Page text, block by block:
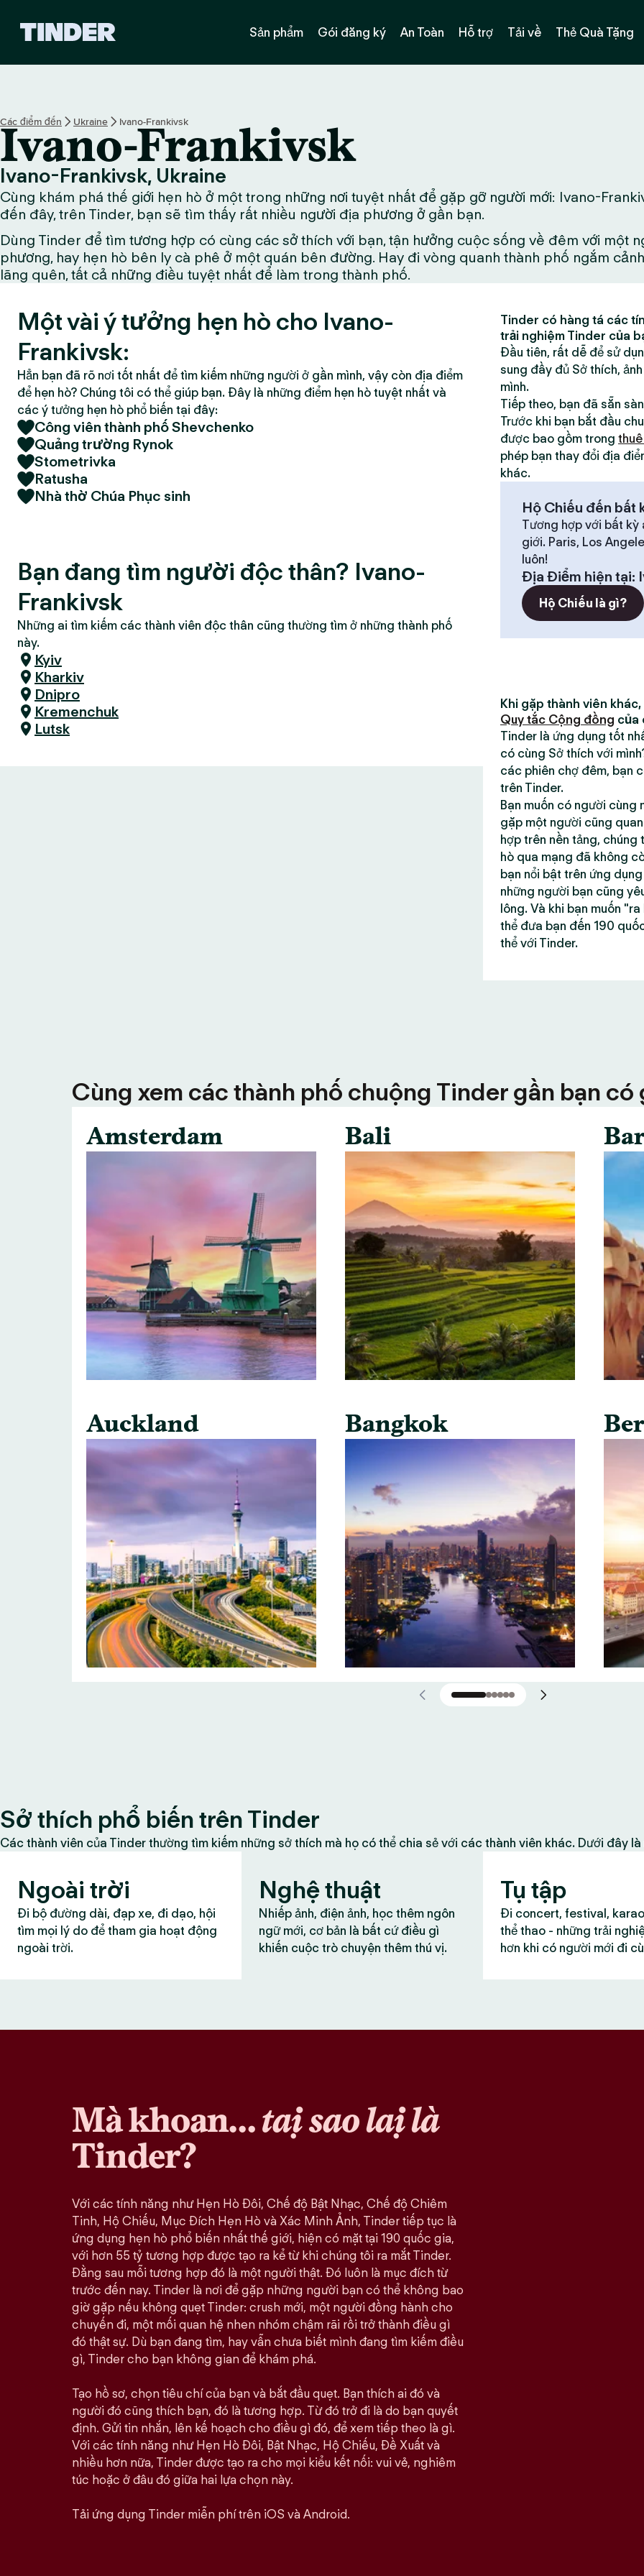
h
T
n
d
e
Sản phẩm Gói đăng ký An Toàn Hỗ trợ Tải về Thẻ Quà Tặng
Các điểm đến Ukraine Ivano-Frankivsk
Ivano-Frankivsk
Ivano-Frankivsk, Ukraine
Cùng khám phá thế giới hẹn hò ở một trong những nơi tuyệt nhất để gặp gỡ người mới: Ivano-
đến đây, trên Tinder, bạn sẽ tìm thấy rất nhiều người địa phương ở gần bạn.
Dùng Tinder để tìm tương hợp có cùng các sở thích với bạn, tận hưởng cuộc sống về đêm với một
phương, hay hẹn hò bên ly cà phê ở một quán bên đường. Hay đi vòng quanh thành phố ngắm
lãng quên, tất cả những điều tuyệt nhất để làm trong thành phố.
Một vài ý tưởng hẹn hò cho Ivano-
Frankivsk:
Hẳn bạn đã rõ nơi tốt nhất để tìm kiếm những người ở gần mình, vậy còn địa điểm
để hẹn hò? Chúng tôi có thể giúp bạn. Đây là những điểm hẹn hò tuyệt nhất và
các ý tưởng hẹn hò phổ biến tại đây:
Công viên thành phố Shevchenko
Quảng trường Rynok
Stometrivka
Ratusha
Nhà thờ Chúa Phục sinh
Bạn đang tìm người độc thân? Ivano-
Frankivsk
Những ai tìm kiếm các thành viên độc thân cũng thường tìm ở những thành phố
này.
Kyiv
Kharkiv
Dnipro
Kremenchuk
Lutsk
Tinder có hàng tá các
trải nghiệm Tinder của
Đầu tiên, rất dễ để sử
sung đầy đủ Sở thích,
mình.
Tiếp theo, bạn đã sẵn
Trước khi bạn bắt đầu
được bao gồm trong
phép bạn thay đổi địa
khác.
Hộ Chiếu đến bất
Tương hợp với bất kỳ
giới. Paris, Los
luôn!
Địa Điểm hiện tại:
Hộ Chiếu là gì?
Khi gặp thành viên
Quy tắc Cộng đồng của
Tinder là ứng dụng tốt
có cùng Sở thích với
các phiên chợ đêm, bạn
trên Tinder.
Bạn muốn có người cùng
gặp một người cũng
hợp trên nền tảng,
hò qua mạng đã không
bạn nổi bật trên ứng
những người bạn cũng
lông. Và khi bạn muốn
thể đưa bạn đến 190
thể với Tinder.
Cùng xem các thành phố chuộng Tinder gần bạn có
Amsterdam
Auckland
Bali
Bangkok
Sở thích phổ biến trên Tinder
Các thành viên của Tinder thường tìm kiếm những sở thích mà họ có thể chia sẻ với các thành viên khác. Dưới đây
Ngoài trời
Đi bộ đường dài, đạp xe, đi dạo, hội
tìm mọi lý do để tham gia hoạt động
ngoài trời.
Nghệ thuật
Nhiếp ảnh, điện ảnh, học thêm ngôn
ngữ mới, cơ bản là bất cứ điều gì
khiến cuộc trò chuyện thêm thú vị.
Tụ tập
Đi concert, festival,
thể thao - những trải
hơn khi có người mới đi
Mà khoan…tại sao lại là
Tinder?
Với các tính năng như Hẹn Hò Đôi, Chế độ Bật Nhạc, Chế độ Chiêm
Tinh, Hộ Chiếu, Mục Đích Hẹn Hò và Xác Minh Ảnh, Tinder tiếp tục là
ứng dụng hẹn hò phổ biến nhất thế giới, hiện có mặt tại 190 quốc gia,
với hơn 55 tỷ tương hợp được tạo ra kể từ khi chúng tôi ra mắt Tinder.
Đằng sau mỗi tương hợp đó là một người thật. Đó luôn là mục đích từ
trước đến nay. Tinder là nơi để gặp những người bạn có thể không bao
giờ gặp nếu không quẹt Tinder: crush mới, một người đồng hành cho
chuyến đi, một mối quan hệ nhen nhóm chậm rãi rồi trở thành điều gì
đó thật sự. Dù bạn đang tìm, hay vẫn chưa biết mình đang tìm kiếm điều
gì, Tinder cho bạn không gian để khám phá.
Tạo hồ sơ, chọn tiêu chí của bạn và bắt đầu quẹt. Bạn thích ai đó và
người đó cũng thích bạn, đó là tương hợp. Từ đó trở đi là do bạn quyết
định. Gửi tin nhắn, lên kế hoạch cho điều gì đó, để xem tiếp theo là gì.
Với các tính năng như Hẹn Hò Đôi, Bật Nhạc, Hộ Chiếu, Đề Xuất và
nhiều hơn nữa, Tinder được tạo ra cho mọi kiểu kết nối: vui vẻ, nghiêm
túc hoặc ở đâu đó giữa hai lựa chọn này.
Tải ứng dụng Tinder miễn phí trên iOS và Android.